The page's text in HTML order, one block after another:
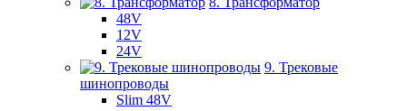
48V
12V
24V
9. Трековые
шинопроводы
Slim 48V